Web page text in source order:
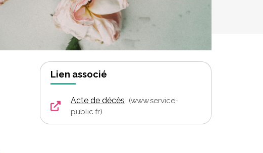
Lien associé
Acte de décès
www.service-
public.fr